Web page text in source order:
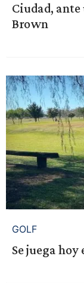
Ciudad,
Brown
GOLF
Se juega